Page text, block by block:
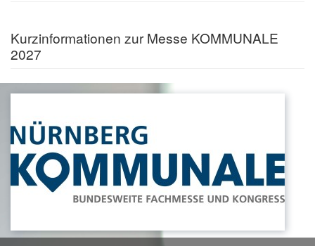
Kurzinformationen zur Messe KOMMUNALE
2027